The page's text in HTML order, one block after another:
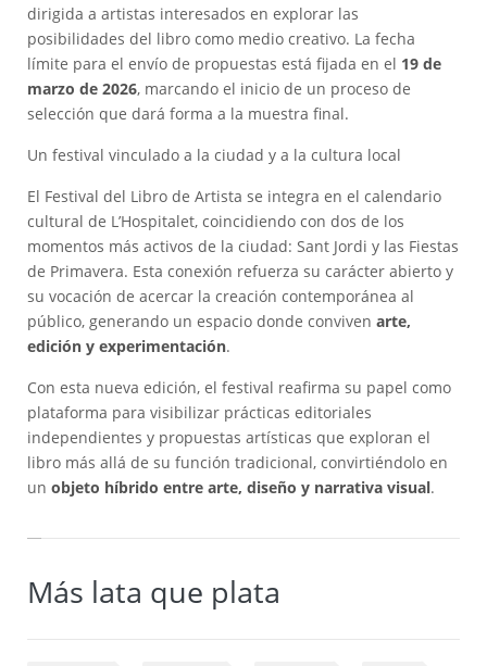
dirigida a artistas interesados en explorar las
posibilidades del libro como medio creativo. La fecha
límite para el envío de propuestas está fijada en el 19 de
marzo de 2026, marcando el inicio de un proceso de
selección que dará forma a la muestra final.
Un festival vinculado a la ciudad y a la cultura local
El Festival del Libro de Artista se integra en el calendario
cultural de L’Hospitalet, coincidiendo con dos de los
momentos más activos de la ciudad: Sant Jordi y las Fiestas
de Primavera. Esta conexión refuerza su carácter abierto y
su vocación de acercar la creación contemporánea al
público, generando un espacio donde conviven arte,
edición y experimentación.
Con esta nueva edición, el festival reafirma su papel como
plataforma para visibilizar prácticas editoriales
independientes y propuestas artísticas que exploran el
libro más allá de su función tradicional, convirtiéndolo en
un objeto híbrido entre arte, diseño y narrativa visual.
Más lata que plata